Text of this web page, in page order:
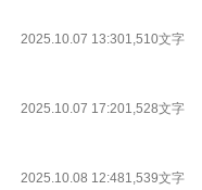
2025.10.07 13:301,510文字
2025.10.07 17:201,528文字
2025.10.08 12:481,539文字